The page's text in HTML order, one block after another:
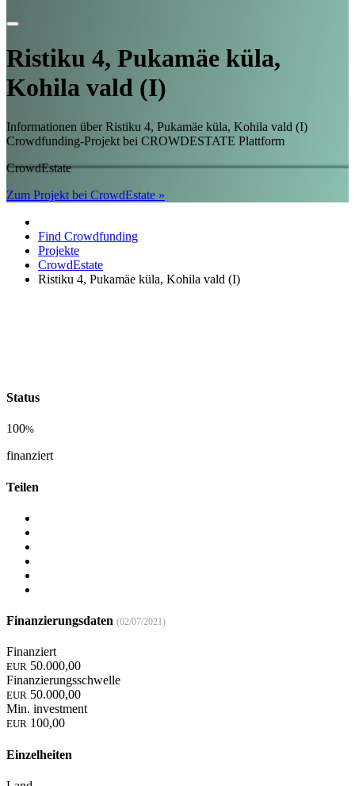
Ristiku 4, Pukamäe küla,
Kohila vald (I)
Informationen über Ristiku 4, Pukamäe küla, Kohila vald (I)
Crowdfunding-Projekt bei CROWDESTATE Plattform
CrowdEstate
Zum Projekt bei CrowdEstate »
Find Crowdfunding
Projekte
CrowdEstate
Ristiku 4, Pukamäe küla, Kohila vald (I)
Status
100%
finanziert
Teilen
Finanzierungsdaten (02/07/2021)
Finanziert
EUR 50.000,00
Finanzierungsschwelle
EUR 50.000,00
Min. investment
EUR 100,00
Einzelheiten